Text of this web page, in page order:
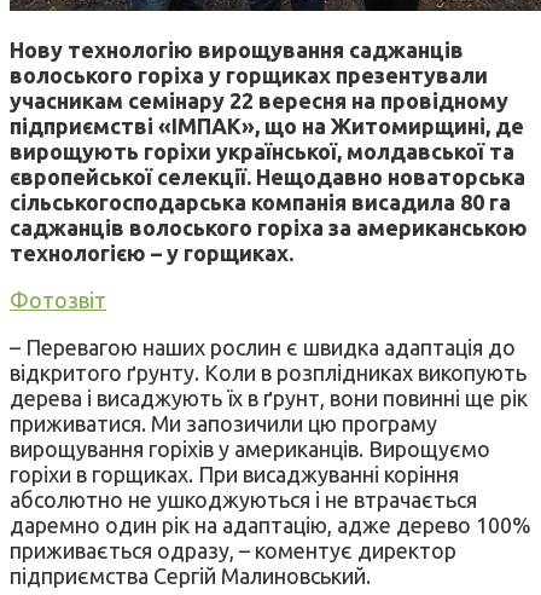
Нову технологію вирощування саджанців
волоського горіха у горщиках презентували
учасникам семінару 22 вересня на провідному
підприємстві «ІМПАК», що на Житомирщині, де
вирощують горіхи української, молдавської та
європейської селекції. Нещодавно новаторська
сільськогосподарська компанія висадила 80 га
саджанців волоського горіха за американською
технологією – у горщиках.
Фотозвіт
– Перевагою наших рослин є швидка адаптація до
відкритого ґрунту. Коли в розплідниках викопують
дерева і висаджують їх в ґрунт, вони повинні ще рік
приживатися. Ми запозичили цю програму
вирощування горіхів у американців. Вирощуємо
горіхи в горщиках. При висаджуванні коріння
абсолютно не ушкоджуються і не втрачається
даремно один рік на адаптацію, адже дерево 100%
приживається одразу, – коментує директор
підприємства Сергій Малиновський.